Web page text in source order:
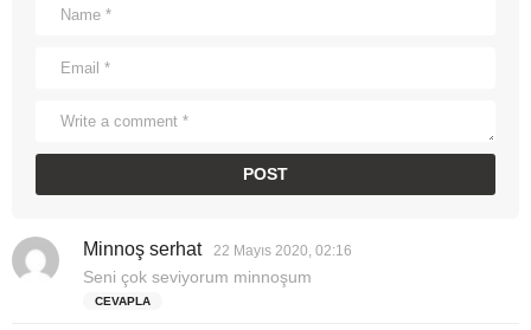
Minnoş serhatd
e
22 Mayıs 2020, 02:16
Seni çok seviyorum minnoşum
CEVAPLA